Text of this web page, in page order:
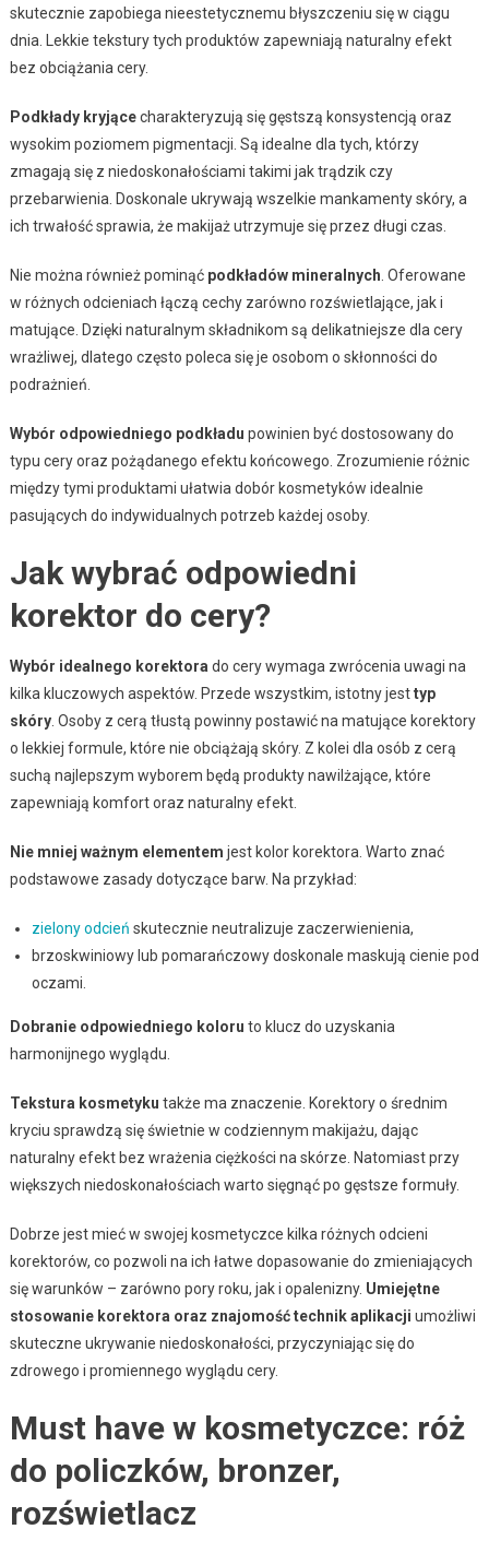
skutecznie zapobiega nieestetycznemu błyszczeniu się w ciągu
dnia. Lekkie tekstury tych produktów zapewniają naturalny efekt
bez obciążania cery.
Podkłady kryjącecharakteryzują się gęstszą konsystencją oraz
wysokim poziomem pigmentacji. Są idealne dla tych, którzy
zmagają się z niedoskonałościami takimi jak trądzik czy
przebarwienia. Doskonale ukrywają wszelkie mankamenty skóry, a
ich trwałość sprawia, że makijaż utrzymuje się przez długi czas.
Nie można również pominąć podkładów mineralnych . Oferowane
w różnych odcieniach łączą cechy zarówno rozświetlające, jak i
matujące. Dzięki naturalnym składnikom są delikatniejsze dla cery
wrażliwej, dlatego często poleca się je osobom o skłonności do
podrażnień.
Wybór odpowiedniego podkładu powinien być dostosowany do
typu cery oraz pożądanego efektu końcowego. Zrozumienie różnic
między tymi produktami ułatwia dobór kosmetyków idealnie
pasujących do indywidualnych potrzeb każdej osoby.
Jak wybrać odpowiedni
korektor do cery?
Wybór idealnego korektora do cery wymaga zwrócenia uwagi na
kilka kluczowych aspektów. Przede wszystkim, istotny jesttyp
skóry. Osoby z cerą tłustą powinny postawić na matujące korektory
o lekkiej formule, które nie obciążają skóry. Z kolei dla osób z cerą
suchą najlepszym wyborem będą produkty nawilżające, które
zapewniają komfort oraz naturalny efekt.
Nie mniej ważnym elementem jest kolor korektora. Warto znać
podstawowe zasady dotyczące barw. Na przykład:
zielony odcień skutecznie neutralizuje zaczerwienienia,
brzoskwiniowy lub pomarańczowy doskonale maskują cienie pod
oczami.
Dobranie odpowiedniego koloru to klucz do uzyskania
harmonijnego wyglądu.
Tekstura kosmetyku także ma znaczenie. Korektory o średnim
kryciu sprawdzą się świetnie w codziennym makijażu, dając
naturalny efekt bez wrażenia ciężkości na skórze. Natomiast przy
większych niedoskonałościach warto sięgnąć po gęstsze formuły.
Dobrze jest mieć w swojej kosmetyczce kilka różnych odcieni
korektorów, co pozwoli na ich łatwe dopasowanie do zmieniających
się warunków – zarówno pory roku, jak i opalenizny. Umiejętne
stosowanie korektora oraz znajomość technik aplikacji umożliwi
skuteczne ukrywanie niedoskonałości, przyczyniając się do
zdrowego i promiennego wyglądu cery.
Must have w kosmetyczce: róż
do policzków, bronzer,
rozświetlacz